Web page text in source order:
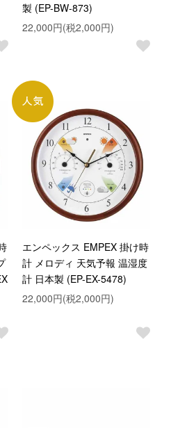
製 (EP-BW-873)
22,000円(税2,000円)
エンペックス EMPEX 掛け時
計 メロディ 天気予報 温湿度
計 日本製 (EP-EX-5478)
22,000円(税2,000円)